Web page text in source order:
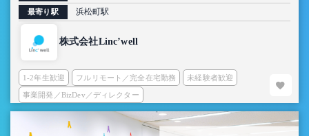
最寄り駅 浜松町駅
株式会社Linc’well
1-2年生歓迎 フルリモート／完全在宅勤務 未経験者歓迎
事業開発／BizDev／ディレクター